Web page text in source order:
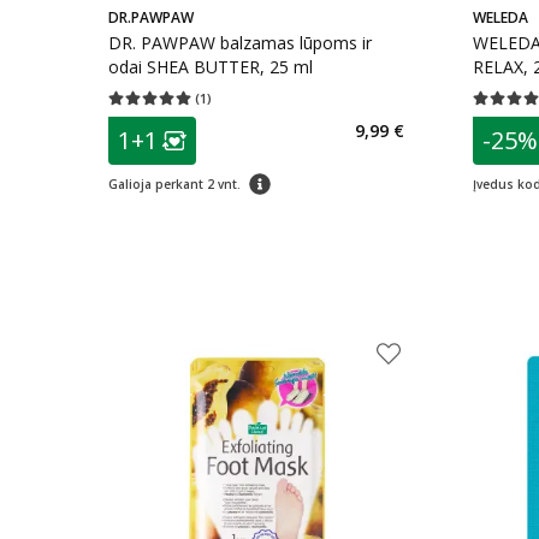
DR.PAWPAW
DR. PAWPAW balzamas lūpoms ir
odai SHEA BUTTER, 25 ml
(1)
Vidutinis įvertinimas 5.00
patarimas
Lojalumo klubo narių nuolaida:
1+1
Galioja perkant 2 vnt. patarimas
9,99 €
WELEDA
RELAX,
Vidutinis
-25%
Įvedus